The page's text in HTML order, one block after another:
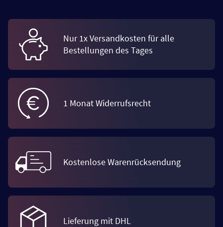
Nur 1x Versandkosten für alle
Bestellungen des Tages
1 Monat Widerrufsrecht
Kostenlose Warenrücksendung
Lieferung mit DHL